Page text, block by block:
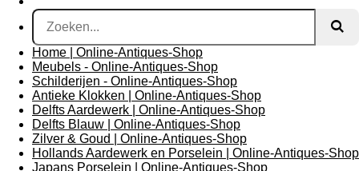
Home | Online-Antiques-Shop
Meubels - Online-Antiques-Shop
Schilderijen - Online-Antiques-Shop
Antieke Klokken | Online-Antiques-Shop
Delfts Aardewerk | Online-Antiques-Shop
Delfts Blauw | Online-Antiques-Shop
Zilver & Goud | Online-Antiques-Shop
Hollands Aardewerk en Porselein | Online-Antiques-Shop
Japans Porselein | Online-Antiques-Shop